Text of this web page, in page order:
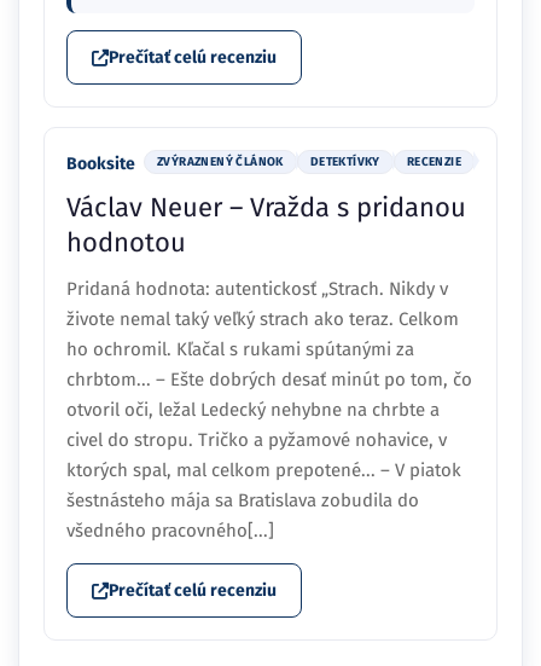
Prečítať celú recenziu
Booksite ZVÝRAZNENÝ ČLÁNOK DETEKTÍVKY RECENZIE
Václav Neuer – Vražda s pridanou
hodnotou
Pridaná hodnota: autentickosť „Strach. Nikdy v
živote nemal taký veľký strach ako teraz. Celkom
ho ochromil. Kľačal s rukami spútanými za
chrbtom... – Ešte dobrých desať minút po tom, čo
otvoril oči, ležal Ledecký nehybne na chrbte a
civel do stropu. Tričko a pyžamové nohavice, v
ktorých spal, mal celkom prepotené... – V piatok
šestnásteho mája sa Bratislava zobudila do
všedného pracovného[...]
Prečítať celú recenziu